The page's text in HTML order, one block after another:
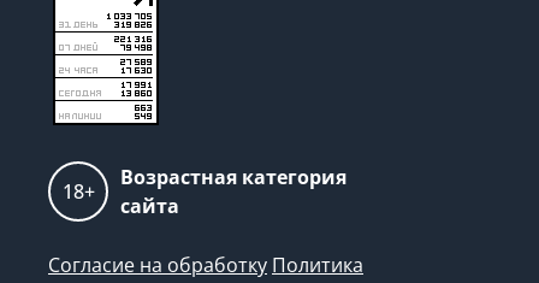
18+
Возрастная категория
сайта
Согласие на обработку Политика